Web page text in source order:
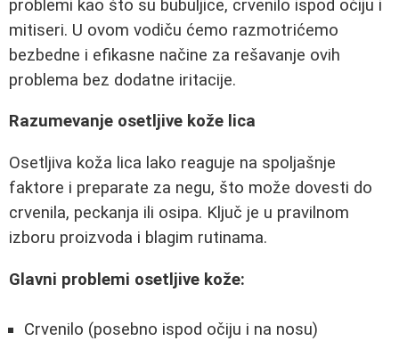
problemi kao što su bubuljice, crvenilo ispod očiju i
mitiseri. U ovom vodiču ćemo razmotrićemo
bezbedne i efikasne načine za rešavanje ovih
problema bez dodatne iritacije.
Razumevanje osetljive kože lica
Osetljiva koža lica lako reaguje na spoljašnje
faktore i preparate za negu, što može dovesti do
crvenila, peckanja ili osipa. Ključ je u pravilnom
izboru proizvoda i blagim rutinama.
Glavni problemi osetljive kože:
Crvenilo (posebno ispod očiju i na nosu)